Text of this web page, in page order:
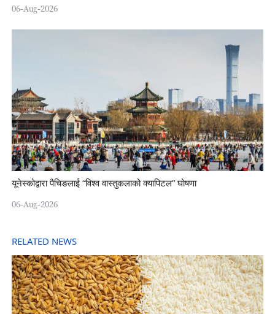
06-Aug-2026
यूनेस्कोद्वारा पैचिङलाई “विश्व वास्तुकलाको क्यापिटल” घोषणा
06-Aug-2026
RELATED NEWS